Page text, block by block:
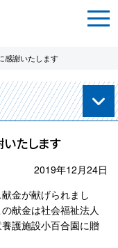
感謝いたします
たします
2019年12月24日
金が献げられまし
献金は社会福祉法人
護施設小百合園に贈